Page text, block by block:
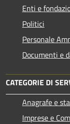
Enti e
Politici
Personale
Documenti e
CATEGORIE DI
Anagrafe e
Imprese e